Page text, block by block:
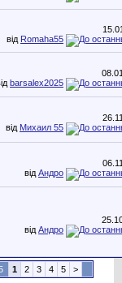
від Romaha55
barsalex2025
від Михаил 55
від Андро
від Андро
1 2 3 4 5 >